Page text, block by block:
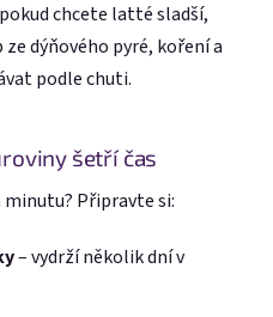
chcete latté sladší,
dýňového pyré, koření a
podle chuti.
šetří čas
Připravte si:
– vydrží několik dní v